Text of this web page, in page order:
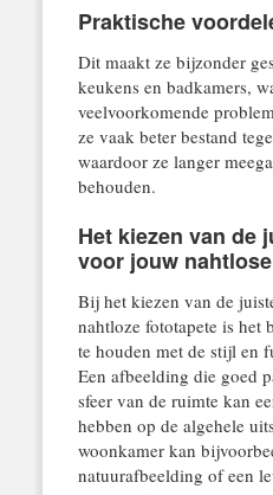
Praktische
Dit maakt ze bijzonder
keukens en badkamers,
veelvoorkomende
ze vaak beter bestand
waardoor ze langer
behouden.
Het kiezen van de
voor jouw
Bij het kiezen van de
nahtloze fototapete is het
te houden met de stijl en
Een afbeelding die goed
sfeer van de ruimte kan
hebben op de algehele
woonkamer kan
natuurafbeelding of een